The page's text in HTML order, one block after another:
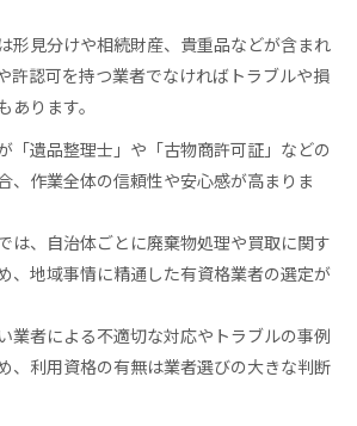
確認すべき遺品整理の法的許可
頼できる遺品整理業者の基準
許可取得がサービス品質に与える影響
遺品整理の信頼性に直結する理由
おきたい遺品整理の資格要件
資格要件と取得方法を詳しく解説
知っておくべき資格の種類と内容
資格を持つ業者の選び方
トラブル防止に役立つ資格の役割
格取得が業者選びの決め手になる理由
資格の有無が業者選びの基準となる理
形見分けや相続財産、貴重品などが含まれ
許認可を持つ業者でなければトラブルや損
ります。
「遺品整理士」や「古物商許可証」などの
、作業全体の信頼性や安心感が高まりま
は、自治体ごとに廃棄物処理や買取に関す
、地域事情に精通した有資格業者の選定が
業者による不適切な対応やトラブルの事例
、利用資格の有無は業者選びの大きな判断